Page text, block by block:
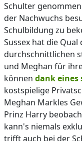
Schulter
der Nachwuchs
Schulbildung zu
Sussex hat die
durchschnittlichen
und Meghan für
können dank eines
kostspielige
Meghan Markles
Prinz Harry
kann's niemals
trifft auch bei der